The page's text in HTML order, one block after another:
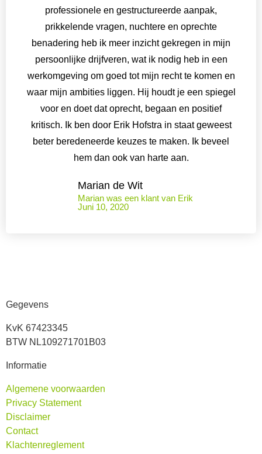
professionele en gestructureerde aanpak,
prikkelende vragen, nuchtere en oprechte
benadering heb ik meer inzicht gekregen in mijn
persoonlijke drijfveren, wat ik nodig heb in een
werkomgeving om goed tot mijn recht te komen en
waar mijn ambities liggen. Hij houdt je een spiegel
voor en doet dat oprecht, begaan en positief
kritisch. Ik ben door Erik Hofstra in staat geweest
beter beredeneerde keuzes te maken. Ik beveel
hem dan ook van harte aan.
Marian de Wit
Marian was een klant van Erik
Juni 10, 2020
Gegevens
KvK 67423345
BTW NL109271701B03
Informatie
Algemene voorwaarden
Privacy Statement
Disclaimer
Contact
Klachtenreglement